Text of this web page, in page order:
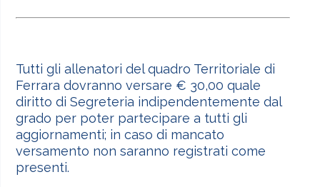
Tutti gli allenatori del quadro Territoriale di
Ferrara dovranno versare € 30,00 quale
diritto di Segreteria indipendentemente dal
grado per poter partecipare a tutti gli
aggiornamenti; in caso di mancato
versamento non saranno registrati come
presenti.